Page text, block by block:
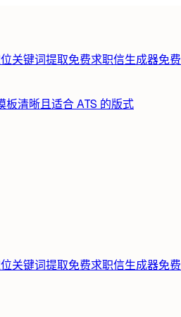
关键词提取免费求职信生成器免费
板清晰且适合 ATS 的版式
关键词提取免费求职信生成器免费